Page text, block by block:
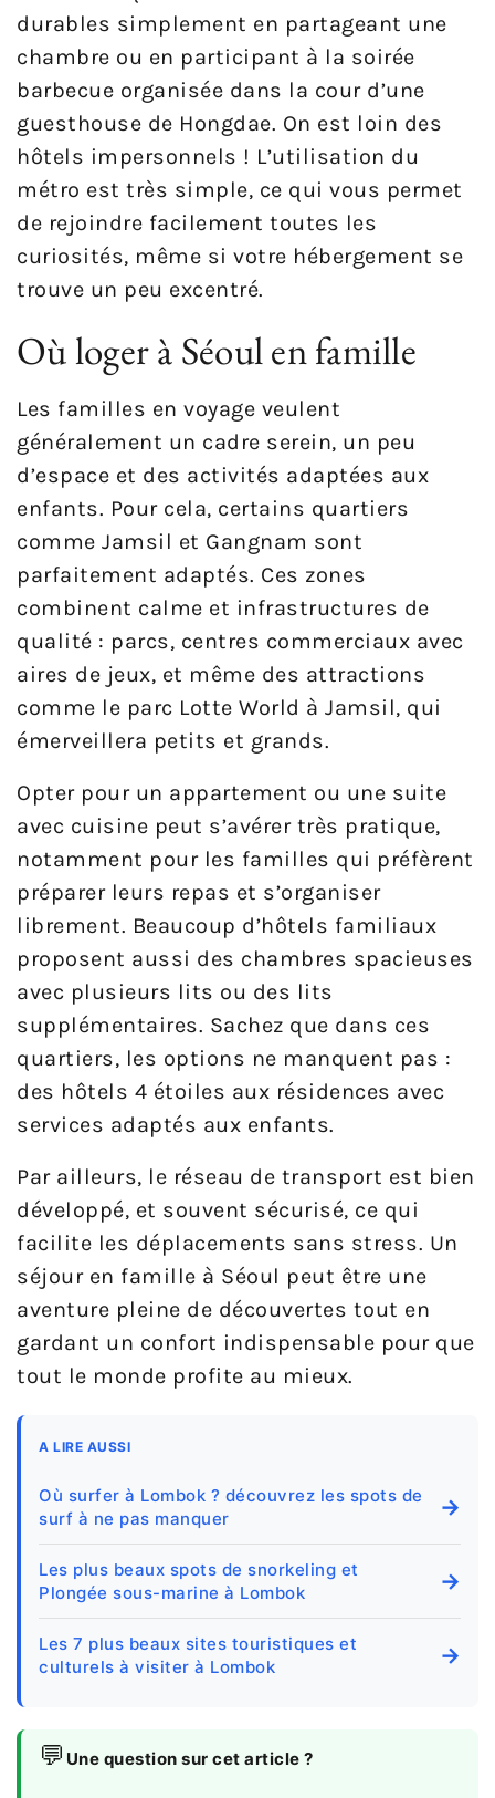
durables simplement en partageant une
chambre ou en participant à la soirée
barbecue organisée dans la cour d’une
guesthouse de Hongdae. On est loin des
hôtels impersonnels ! L’utilisation du
métro est très simple, ce qui vous permet
de rejoindre facilement toutes les
curiosités, même si votre hébergement se
trouve un peu excentré.
Où loger à Séoul en famille
Les familles en voyage veulent
généralement un cadre serein, un peu
d’espace et des activités adaptées aux
enfants. Pour cela, certains quartiers
comme Jamsil et Gangnam sont
parfaitement adaptés. Ces zones
combinent calme et infrastructures de
qualité : parcs, centres commerciaux avec
aires de jeux, et même des attractions
comme le parc Lotte World à Jamsil, qui
émerveillera petits et grands.
Opter pour un appartement ou une suite
avec cuisine peut s’avérer très pratique,
notamment pour les familles qui préfèrent
préparer leurs repas et s’organiser
librement. Beaucoup d’hôtels familiaux
proposent aussi des chambres spacieuses
avec plusieurs lits ou des lits
supplémentaires. Sachez que dans ces
quartiers, les options ne manquent pas :
des hôtels 4 étoiles aux résidences avec
services adaptés aux enfants.
Par ailleurs, le réseau de transport est bien
développé, et souvent sécurisé, ce qui
facilite les déplacements sans stress. Un
séjour en famille à Séoul peut être une
aventure pleine de découvertes tout en
gardant un confort indispensable pour que
tout le monde profite au mieux.
A LIRE AUSSI
Où surfer à Lombok ? découvrez les spots de
surf à ne pas manquer
→
Les plus beaux spots de snorkeling et
Plongée sous-marine à Lombok
→
Les 7 plus beaux sites touristiques et
culturels à visiter à Lombok
→
💬 Une question sur cet article ?